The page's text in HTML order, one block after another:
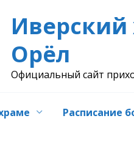
Иверский
Орёл
Официальный сайт
Расписание